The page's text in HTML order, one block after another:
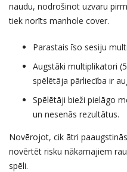
naudu, nodrošinot uzvaru
tiek norīts manhole cover.
Parastais īso sesiju
Augstāki multiplikatori
spēlētāja pārliecība ir
Spēlētāji bieži pielāgo
un nesenās rezultātus.
Novērojot, cik ātri
novērtēt risku nākamajiem
spēli.